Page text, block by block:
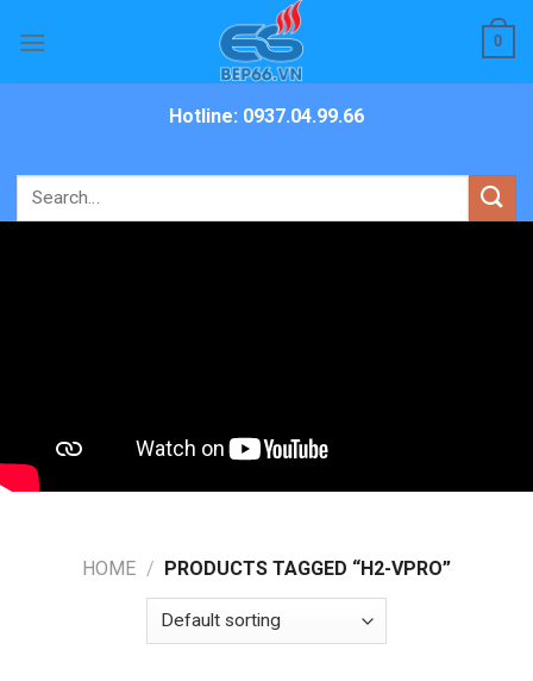
0
Hotline: 0937.04.99.66
Search
for:
HOME / PRODUCTS TAGGED “H2-VPRO”